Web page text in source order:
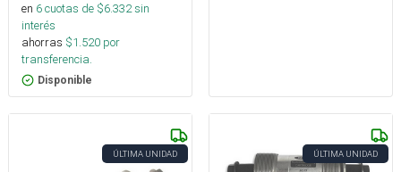
en 6cuotas de $6.332sin
interés
ahorras $1.520 por
transferencia.
Disponible
ÚLTIMA UNIDAD ÚLTIMA UNIDAD